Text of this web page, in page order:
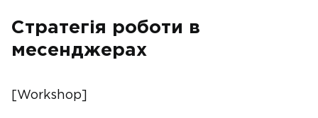
Стратегія роботи в
месенджерах
[Workshop]